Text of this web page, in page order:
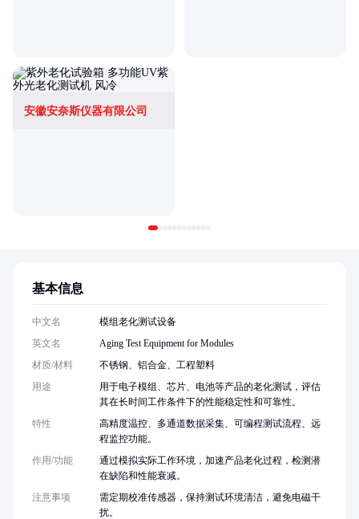
安徽安奈斯仪器有限公司
基本信息
中文名
模组老化测试设备
英文名
Aging Test Equipment for Modules
材质/材料
不锈钢、铝合金、工程塑料
用途
用于电子模组、芯片、电池等产品的老化测试，评估
其在长时间工作条件下的性能稳定性和可靠性。
特性
高精度温控、多通道数据采集、可编程测试流程、远
程监控功能。
作用/功能
通过模拟实际工作环境，加速产品老化过程，检测潜
在缺陷和性能衰减。
注意事项
需定期校准传感器，保持测试环境清洁，避免电磁干
扰。